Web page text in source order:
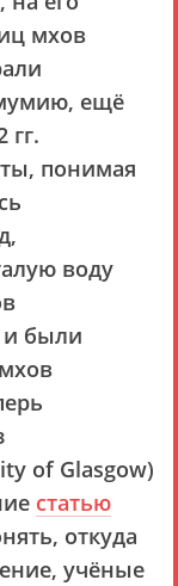
мхов
ещё
гг.
понимая
воду
и были
of Glasgow)
статью
откуда
учёные